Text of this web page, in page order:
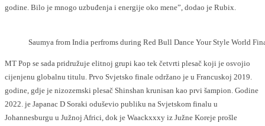
godine. Bilo je mnogo uzbuđenja i energije oko mene”, dodao je Rubix.
Saumya from India perfroms during Red Bull Dance Your Style World
MT Pop se sada pridružuje elitnoj grupi kao tek četvrti plesač koji je osvojio
cijenjenu globalnu titulu. Prvo Svjetsko finale održano je u Francuskoj 2019.
godine, gdje je nizozemski plesač Shinshan krunisan kao prvi šampion. Godine
2022. je Japanac D Soraki oduševio publiku na Svjetskom finalu u
Johannesburgu u Južnoj Africi, dok je Waackxxxy iz Južne Koreje prošle